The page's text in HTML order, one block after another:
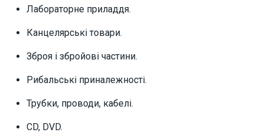
Лабораторне приладдя.
Канцелярські товари.
Зброя і збройові частини.
Рибальські приналежності.
Трубки, проводи, кабелі.
CD, DVD.